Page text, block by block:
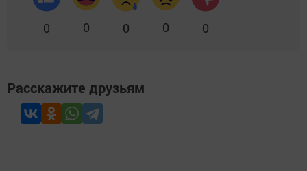
0 0 0 0 0
Расскажите друзьям